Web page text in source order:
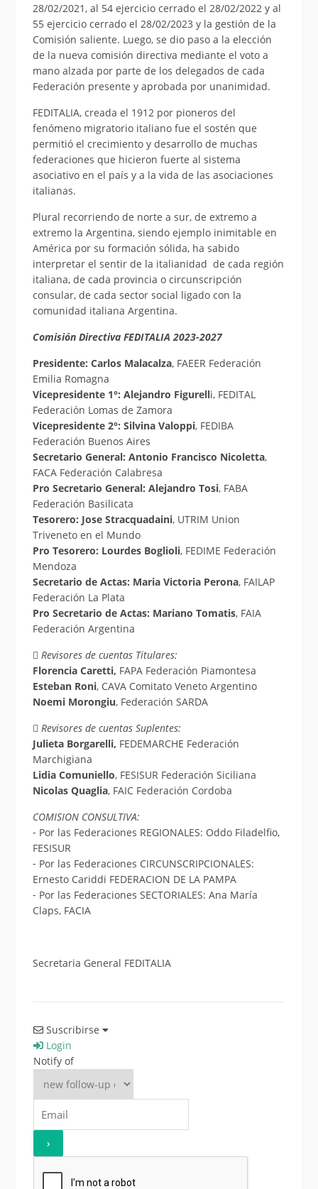
28/02/2021, al 54 ejercicio cerrado el 28/02/2022 y al
55 ejercicio cerrado el 28/02/2023 y la gestión de la
Comisión saliente. Luego, se dio paso a la elección
de la nueva comisión directiva mediante el voto a
mano alzada por parte de los delegados de cada
Federación presente y aprobada por unanimidad.
FEDITALIA, creada el 1912 por pioneros del
fenómeno migratorio italiano fue el sostén que
permitió el crecimiento y desarrollo de muchas
federaciones que hicieron fuerte al sistema
asociativo en el país y a la vida de las asociaciones
italianas.
Plural recorriendo de norte a sur, de extremo a
extremo la Argentina, siendo ejemplo inimitable en
América por su formación sólida, ha sabido
interpretar el sentir de la italianidad de cada región
italiana, de cada provincia o circunscripción
consular, de cada sector social ligado con la
comunidad italiana Argentina.
Comisión Directiva FEDITALIA 2023-2027
Presidente: Carlos Malacalza, FAEER Federación
Emilia Romagna
Vicepresidente 1°: Alejandro Figurelli, FEDITAL
Federación Lomas de Zamora
Vicepresidente 2°: Silvina Valoppi, FEDIBA
Federación Buenos Aires
Secretario General: Antonio Francisco Nicoletta,
FACA Federación Calabresa
Pro Secretario General: Alejandro Tosi, FABA
Federación Basilicata
Tesorero: Jose Stracquadaini, UTRIM Union
Triveneto en el Mundo
Pro Tesorero: Lourdes Boglioli, FEDIME Federación
Mendoza
Secretario de Actas: Maria Victoria Perona, FAILAP
Federación La Plata
Pro Secretario de Actas: Mariano Tomatis, FAIA
Federación Argentina
 Revisores de cuentas Titulares:
Florencia Caretti, FAPA Federación Piamontesa
Esteban Roni, CAVA Comitato Veneto Argentino
Noemi Morongiu, Federación SARDA
 Revisores de cuentas Suplentes:
Julieta Borgarelli, FEDEMARCHE Federación
Marchigiana
Lidia Comuniello, FESISUR Federación Siciliana
Nicolas Quaglia, FAIC Federación Cordoba
COMISION CONSULTIVA:
⁃ Por las Federaciones REGIONALES: Oddo Filadelfio,
FESISUR
⁃ Por las Federaciones CIRCUNSCRIPCIONALES:
Ernesto Cariddi FEDERACION DE LA PAMPA
⁃ Por las Federaciones SECTORIALES: Ana María
Claps, FACIA
Secretaria General FEDITALIA
Suscribirse
Login
Notify of